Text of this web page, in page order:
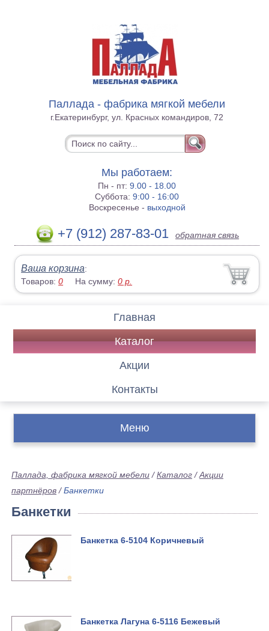
Паллада - фабрика мягкой мебели
г.Екатеринбург, ул. Красных командиров, 72
Мы работаем:
Пн - пт:9.00 - 18.00
Суббота:9:00 - 16:00
Воскресенье - выходной
+7 (912) 287-83-01 обратная связь
Ваша корзина:
Товаров:0 На сумму:0 р.
Главная
Каталог
Акции
Контакты
Меню
Паллада, фабрика мягкой мебели /Каталог /Акции
партнёров /Банкетки
Банкетки
Банкетка 6-5104 Коричневый
Банкетка Лагуна 6-5116 Бежевый